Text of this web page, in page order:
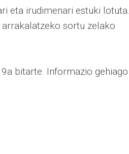
eta irudimenari estuki lotuta.
sortu zelako
bitarte. Informazio gehiago